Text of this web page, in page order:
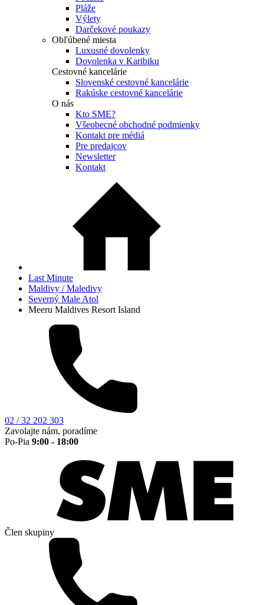
Pláže
Výlety
Darčekové poukazy
Obľúbené miesta
Luxusné dovolenky
Dovolenka v Karibiku
Cestovné kancelárie
Slovenské cestovné kancelárie
Rakúske cestovné kancelárie
O nás
Kto SME?
Všeobecné obchodné podmienky
Kontakt pre médiá
Pre predajcov
Newsletter
Kontakt
Last Minute
Maldivy / Maledivy
Severný Male Atol
Meeru Maldives Resort Island
02 / 32 202 303
Zavolajte nám, poradíme
Po-Pia 9:00 - 18:00
Člen skupiny